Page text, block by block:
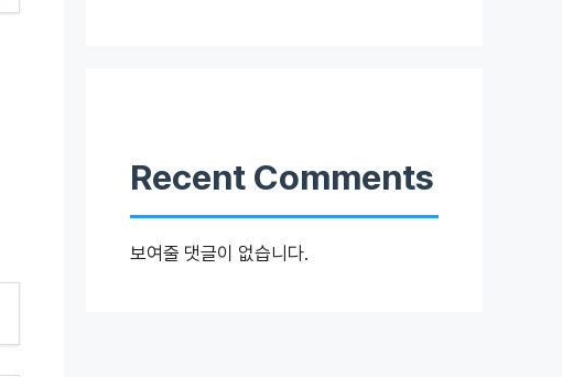
Recent Comments
보여줄 댓글이 없습니다.